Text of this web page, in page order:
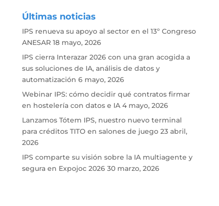
Últimas noticias
IPS renueva su apoyo al sector en el 13º Congreso
ANESAR 18 mayo, 2026
IPS cierra Interazar 2026 con una gran acogida a
sus soluciones de IA, análisis de datos y
automatización 6 mayo, 2026
Webinar IPS: cómo decidir qué contratos firmar
en hostelería con datos e IA 4 mayo, 2026
Lanzamos Tótem IPS, nuestro nuevo terminal
para créditos TITO en salones de juego 23 abril,
2026
IPS comparte su visión sobre la IA multiagente y
segura en Expojoc 2026 30 marzo, 2026